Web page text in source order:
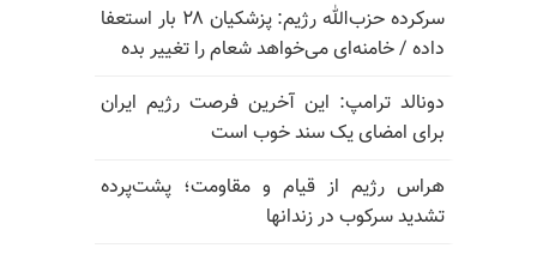
سرکرده حزب‌الله رژیم: پزشکیان ۲۸ بار استعفا
داده / خامنه‌ای می‌خواهد شعام را تغییر بده
دونالد ترامپ: این آخرین فرصت رژیم ایران
برای امضای یک سند خوب است
هراس رژیم از قیام و مقاومت؛ پشت‌پرده
تشدید سرکوب در زندانها